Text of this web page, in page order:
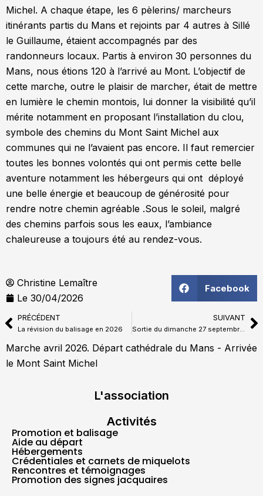
Michel. A chaque étape, les 6 pèlerins/ marcheurs
itinérants partis du Mans et rejoints par 4 autres à Sillé
le Guillaume, étaient accompagnés par des
randonneurs locaux. Partis à environ 30 personnes du
Mans, nous étions 120 à l’arrivé au Mont. L’objectif de
cette marche, outre le plaisir de marcher, était de mettre
en lumière le chemin montois, lui donner la visibilité qu’il
mérite notamment en proposant l’installation du clou,
symbole des chemins du Mont Saint Michel aux
communes qui ne l’avaient pas encore. Il faut remercier
toutes les bonnes volontés qui ont permis cette belle
aventure notamment les hébergeurs qui ont déployé
une belle énergie et beaucoup de générosité pour
rendre notre chemin agréable .Sous le soleil, malgré
des chemins parfois sous les eaux, l’ambiance
chaleureuse a toujours été au rendez-vous.
Christine Lemaître
Le 30/04/2026
Facebook
Précédent
PRÉCÉDENT
La révision du balisage en 2026
SUIVANT
Sortie du dimanche 27 septembre 2026
Marche avril 2026. Départ cathédrale du Mans - Arrivée
le Mont Saint Michel
L'association
Activités
Promotion et balisage
Aide au départ
Hébergements
Crédentiales et carnets de miquelots
Rencontres et témoignages
Promotion des signes jacquaires